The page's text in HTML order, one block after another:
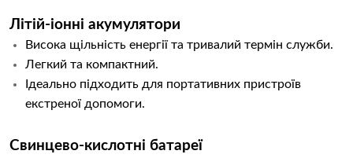
Літій-іонні акумулятори
Висока щільність енергії та тривалий термін служби.
Легкий та компактний.
Ідеально підходить для портативних пристроїв
екстреної допомоги.
Свинцево-кислотні батареї